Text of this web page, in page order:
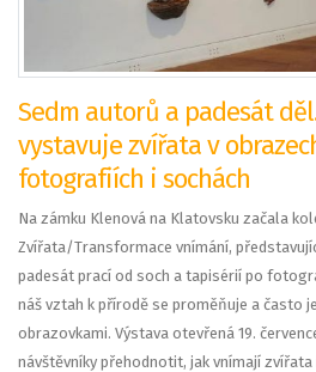
Sedm autorů a padesát
vystavuje zvířata v
fotografiích i sochách
Na zámku Klenová na Klatovsku začala
Zvířata/Transformace vnímání,
padesát prací od soch a tapisérií po
náš vztah k přírodě se proměňuje a často
obrazovkami. Výstava otevřená 19.
návštěvníky přehodnotit, jak vnímají